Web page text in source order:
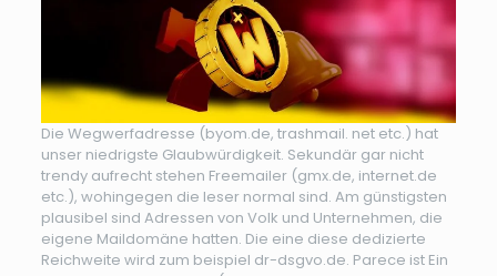
Die Wegwerfadresse (byom.de, trashmail. net etc.) hat
unser niedrigste Glaubwürdigkeit. Sekundär gar nicht
trendy aufrecht stehen Freemailer (gmx.de, internet.de
etc.), wohingegen die leser normal sind. Am günstigsten
plausibel sind Adressen von Volk und Unternehmen, die
eigene Maildomäne hatten. Die eine diese dedizierte
Reichweite wird zum beispiel dr-dsgvo.de. Parece ist Ein